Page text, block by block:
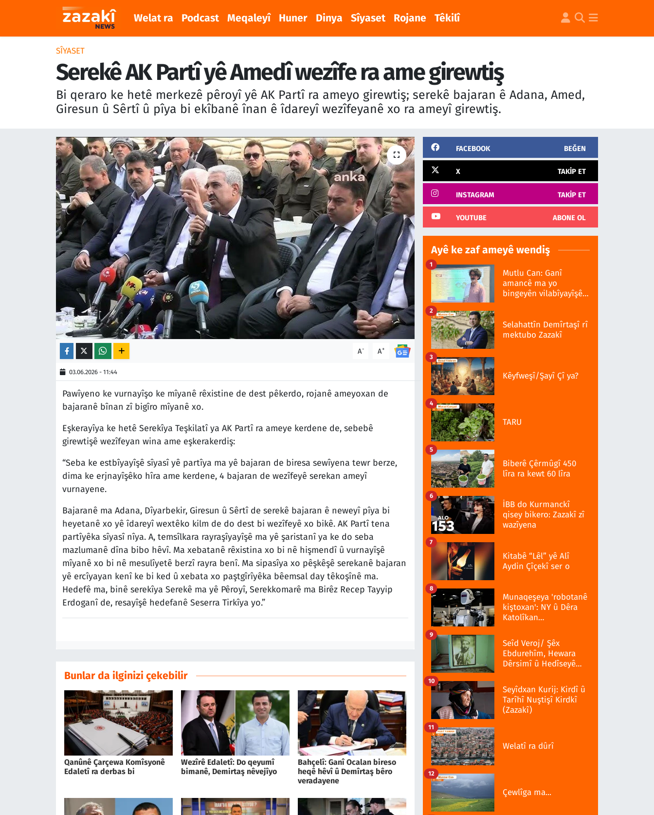
Welat ra Podcast Meqaleyî Huner Dinya Sîyaset Rojane Têkilî
SÎYASET
Serekê AK Partî yê Amedî wezîfe ra ame girewtiş
Bi qeraro ke hetê merkezê pêroyî yê AK Partî ra ameyo girewtiş; serekê bajaran ê Adana, Amed,
Giresun û Sêrtî û pîya bi ekîbanê înan ê îdareyî wezîfeyanê xo ra ameyî girewtiş.
A- A+
03.06.2026 - 11:44
Pawîyeno ke vurnayîşo ke mîyanê rêxistine de dest pêkerdo, rojanê ameyoxan de
bajaranê bînan zî bigîro mîyanê xo.
Eşkerayîya ke hetê Serekîya Teşkilatî ya AK Partî ra ameye kerdene de, sebebê
girewtişê wezîfeyan wina ame eşkerakerdiş:
“Seba ke estbîyayîşê sîyasî yê partîya ma yê bajaran de biresa sewîyena tewr berze,
dima ke erjnayîşêko hîra ame kerdene, 4 bajaran de wezîfeyê serekan ameyî
vurnayene.
Bajaranê ma Adana, Dîyarbekir, Giresun û Sêrtî de serekê bajaran ê neweyî pîya bi
heyetanê xo yê îdareyî wextêko kilm de do dest bi wezîfeyê xo bikê. AK Partî tena
partîyêka sîyasî nîya. A, temsîlkara rayraşîyayîşê ma yê şaristanî ya ke do seba
mazlumanê dîna bibo hêvî. Ma xebatanê rêxistina xo bi nê hişmendî û vurnayîşê
mîyanê xo bi nê mesulîyetê berzî rayra benî. Ma sipasîya xo pêşkêşê serekanê bajaran
yê ercîyayan kenî ke bi ked û xebata xo paştgîrîyêka bêemsal day têkoşînê ma.
Hedefê ma, binê serekîya Serekê ma yê Pêroyî, Serekkomarê ma Birêz Recep Tayyip
Erdoganî de, resayîşê hedefanê Seserra Tirkîya yo.”
Bunlar da ilginizi çekebilir
Qanûnê Çarçewa Komîsyonê
Edaletî ra derbas bi
Wezîrê Edaletî: Do qeyumî
bimanê, Demirtaş nêvejîyo
Bahçelî: Ganî Ocalan bireso
heqê hêvî û Demîrtaş bêro
veradayene
FACEBOOK BEĞEN
X TAKIP ET
INSTAGRAM TAKIP ET
YOUTUBE ABONE OL
Ayê ke zaf ameyê wendiş
Mutlu Can: Ganî
amancê ma yo
bingeyên vilabîyayîşê
1
Selahattîn Demîrtaşî rî
mektubo Zazakî
2
Kêyfweşî/Şayî Çî ya?
3
TARU
4
Biberê Çêrmûgî 450
lîra ra kewt 60 lîra
5
İBB do Kurmanckî
qisey bikero: Zazakî zî
wazîyena
6
Kitabê “Lêl” yê Alî
Aydin Çîçekî ser o
7
Munaqeşeya 'robotanê
kiştoxan': NY û Dêra
Katolîkan
8
Seîd Veroj/ Şêx
Ebdurehîm, Hewara
Dêrsimî û Hedîseyê
9
Seyîdxan Kurij: Kirdî û
Tarîhî Nuştişî Kirdkî
(Zazakî)
10
Welatî ra dûrî
11
Çewlîga ma...
12
Welat ra
Nöbetçi Eczaneler
Hava Durumu
Trafik Durumu
Süper Lig Puan Durumu ve Fikstür
Tüm Manşetler
Son Dakika Haberleri
Haber Arşivi